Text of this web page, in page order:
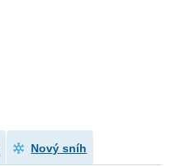
Nový sníh